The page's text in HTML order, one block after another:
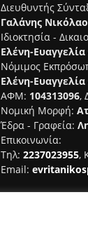
Διευθυντής
Γαλάνης
Ιδιοκτησία -
Ελένη-
Νόμιμος
Ελένη-
ΑΦΜ: 104313096,
Νομική Μορφή:
Έδρα - Γραφεία:
Επικοινωνία:
Τηλ: 2237023955,
Email: